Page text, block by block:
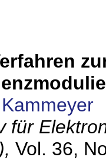
für
Vol. 36,